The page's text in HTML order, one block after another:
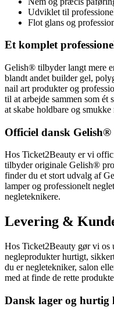
Udviklet til
Flot glans og
Et komplet
Gelish® tilbyder langt mere
blandt andet builder gel,
nail art produkter og
til at arbejde sammen som ét
at skabe holdbare og smukke
Officiel dansk
Hos Ticket2Beauty er vi
tilbyder originale Gelish®
finder du et stort udvalg af
lamper og professionelt
negleteknikere.
Levering &
Hos Ticket2Beauty gør vi os
negleprodukter hurtigt,
du er negletekniker, salon
med at finde de rette
Dansk lager og hurtig